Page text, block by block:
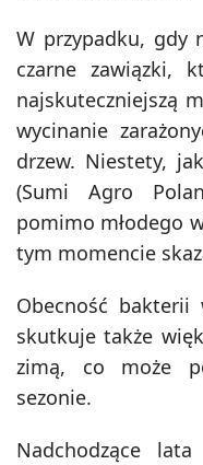
W przypadku, gdy
czarne zawiązki,
najskuteczniejszą
wycinanie
drzew. Niestety,
(Sumi Agro
pomimo młodego
tym momencie
Obecność
skutkuje także
zimą, co może
sezonie.
Nadchodzące